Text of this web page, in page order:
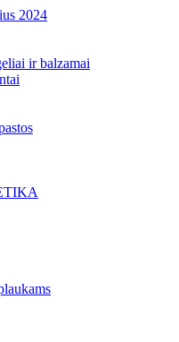
2024
ir balzamai